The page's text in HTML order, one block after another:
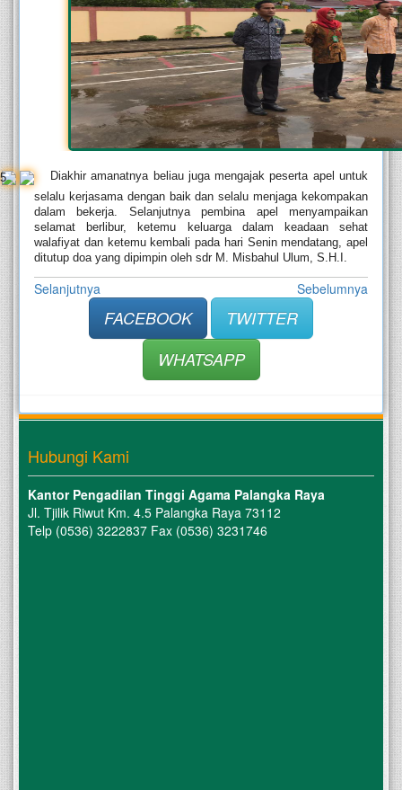
Diakhir amanatnya beliau juga mengajak peserta apel untuk
selalu kerjasama dengan baik dan selalu menjaga kekompakan
dalam bekerja. Selanjutnya pembina apel menyampaikan
selamat berlibur, ketemu keluarga dalam keadaan sehat
walafiyat dan ketemu kembali pada hari Senin mendatang, apel
ditutup doa yang dipimpin oleh sdr M. Misbahul Ulum, S.H.I.
Selanjutnya Sebelumnya
FACEBOOK
TWITTER
WHATSAPP
Hubungi Kami
Kantor Pengadilan Tinggi Agama Palangka Raya
Jl. Tjilik Riwut Km. 4.5 Palangka Raya 73112
Telp (0536) 3222837 Fax (0536) 3231746